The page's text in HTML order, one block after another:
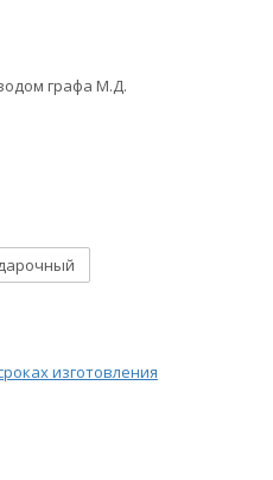
графа М.Д.
изготовления